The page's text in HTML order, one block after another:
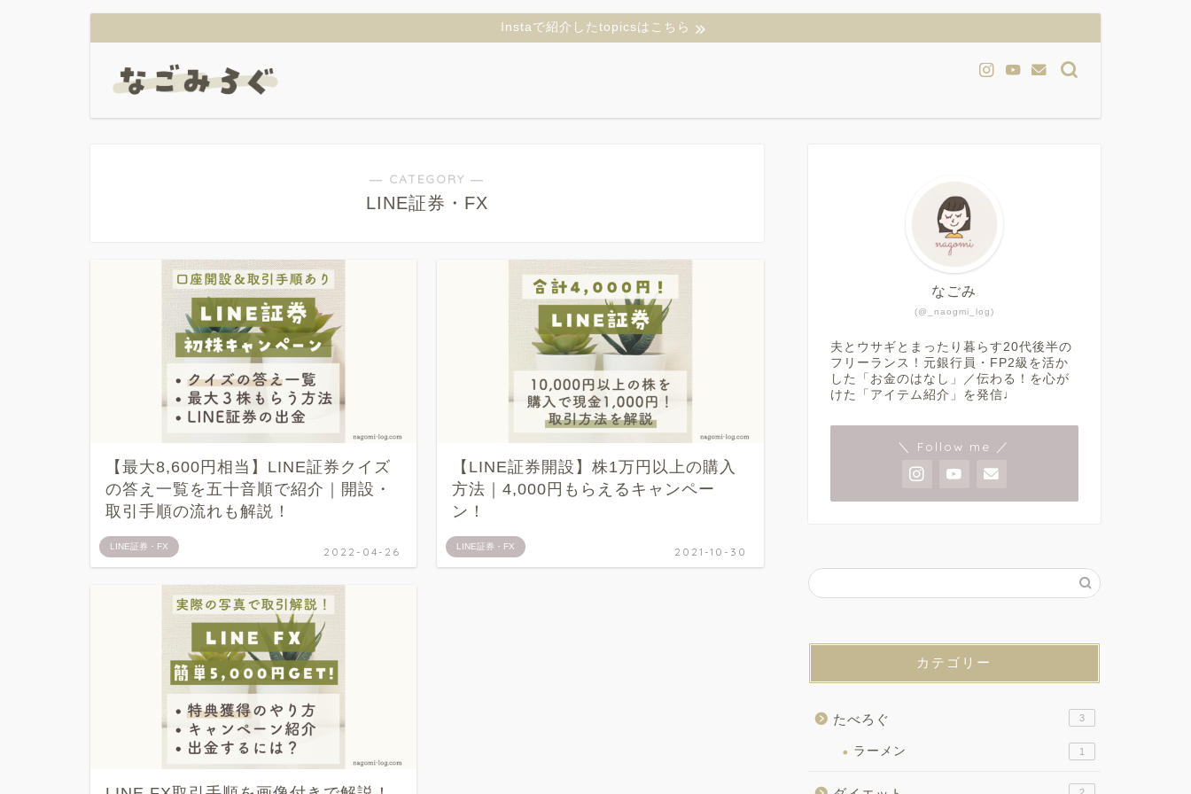
Instaで紹介したtopicsはこちら
― CATEGORY ―
LINE証券・FX
LINE証券・FX
【最大8,600円相当】LINE証券クイズ
の答え一覧を五十音順で紹介｜開設・
取引手順の流れも解説！
2022-04-26 LINE証券・FX
【LINE証券開設】株1万円以上の購入
方法｜4,000円もらえるキャンペー
ン！
2021-10-30
(@_naogmi_log)
なごみ
夫とウサギとまったり暮らす20代後半の
フリーランス！元銀行員・FP2級を活か
した「お金のはなし」／伝わる！を心が
けた「アイテム紹介」を発信♩
＼ Follow me ／
カテゴリー
たべろぐ 3
ラーメン 1